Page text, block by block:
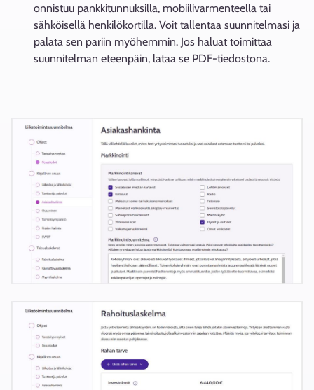
onnistuu pankkitunnuksilla, mobiilivarmenteella tai
sähköisellä henkilökortilla. Voit tallentaa suunnitelmasi ja
palata sen pariin myöhemmin. Jos haluat toimittaa
suunnitelman eteenpäin, lataa se PDF-tiedostona.